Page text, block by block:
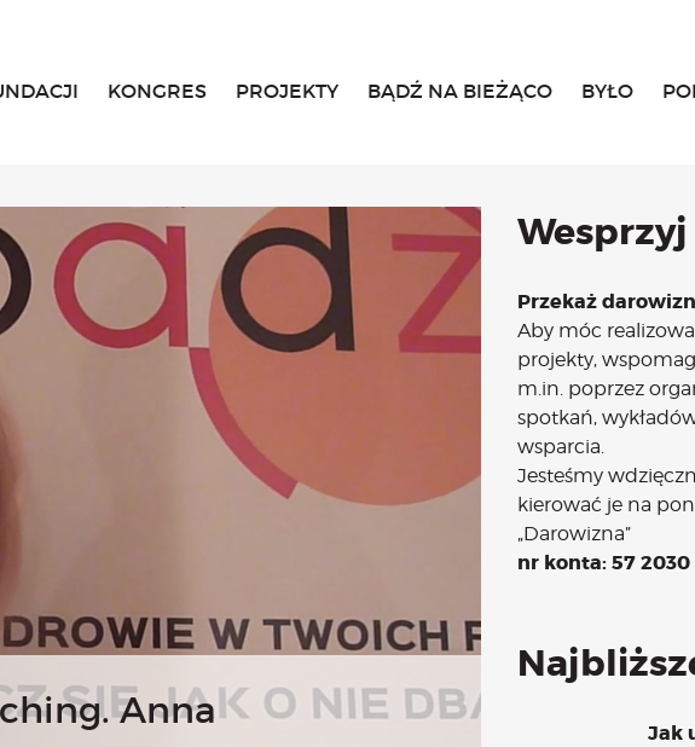
KONGRES PROJEKTY BĄDŹ NA BIEŻĄCO BYŁO
Anna
Wesprzyj
Przekaż
Aby móc
projekty,
m.in. poprzez
spotkań,
wsparcia.
Jesteśmy
kierować je na
„Darowizna”
nr konta: 57 2030
Jak
Home
List Małgosi
Statut
Zarząd
Rada Fundacji
Rada Programowa
Wolontariusze
Sprawozdania
Kongres
O Kongresie
Kongres 2020
konsultacje psychologiczne online marzec – kwiecień – maj
Grupa praktyka oddechowa
Grupa wsparcia fundacji BądźMy
Jestem i Będę